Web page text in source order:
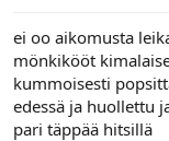
ei oo aikomusta
mönkikööt
kummoisesti
edessä ja huollettu
pari täppää hitsillä